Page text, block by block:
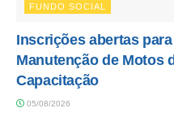
FUNDO SOCIAL
Inscrições abertas
Manutenção de Motos
Capacitação
05/08/2026